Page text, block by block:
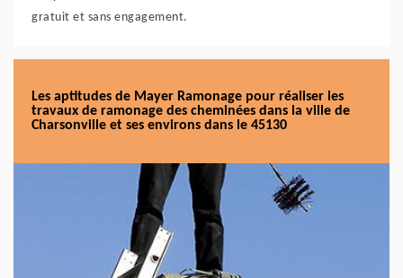
gratuit et sans engagement.
Les aptitudes de Mayer Ramonage pour réaliser les
travaux de ramonage des cheminées dans la ville de
Charsonville et ses environs dans le 45130